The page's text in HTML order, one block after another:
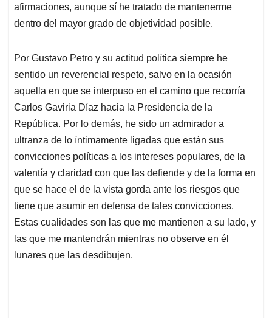
afirmaciones, aunque sí he tratado de mantenerme
dentro del mayor grado de objetividad posible.
Por Gustavo Petro y su actitud política siempre he
sentido un reverencial respeto, salvo en la ocasión
aquella en que se interpuso en el camino que recorría
Carlos Gaviria Díaz hacia la Presidencia de la
República. Por lo demás, he sido un admirador a
ultranza de lo íntimamente ligadas que están sus
convicciones políticas a los intereses populares, de la
valentía y claridad con que las defiende y de la forma en
que se hace el de la vista gorda ante los riesgos que
tiene que asumir en defensa de tales convicciones.
Estas cualidades son las que me mantienen a su lado, y
las que me mantendrán mientras no observe en él
lunares que las desdibujen.